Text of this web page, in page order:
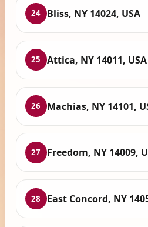
24 Bliss, NY 14024, USA
25 Attica, NY 14011, USA
26 Machias, NY 14101,
27 Freedom, NY 14009,
28 East Concord, NY